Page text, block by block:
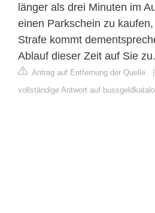
länger als drei Minuten im
einen Parkschein zu
Strafe kommt
Ablauf dieser Zeit auf Sie zu.
Antrag auf Entfernung der Quelle
vollständige Antwort auf